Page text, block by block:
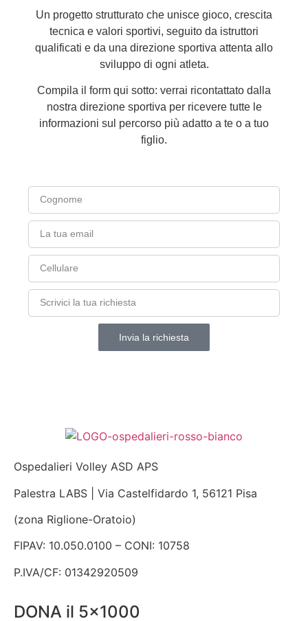
Un progetto strutturato che unisce gioco, crescita
tecnica e valori sportivi, seguito da istruttori
qualificati e da una direzione sportiva attenta allo
sviluppo di ogni atleta.
Compila il form qui sotto: verrai ricontattato dalla
nostra direzione sportiva per ricevere tutte le
informazioni sul percorso più adatto a te o a tuo
figlio.
Invia la richiesta
Ospedalieri Volley ASD APS
Palestra LABS | Via Castelfidardo 1, 56121 Pisa
(zona Riglione-Oratoio)
FIPAV: 10.050.0100 – CONI: 10758
P.IVA/CF: 01342920509
DONA il 5x1000